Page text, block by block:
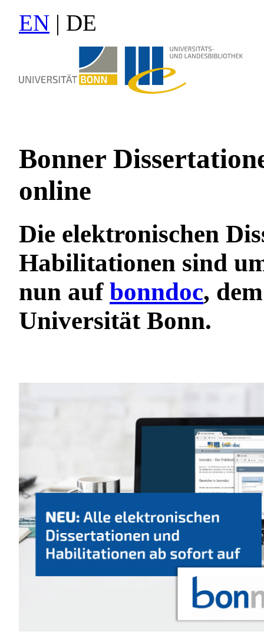
EN | DE
Bonner
online
Die elektronischen
Habilitationen sind
nun auf bonndoc,
Universität Bonn.